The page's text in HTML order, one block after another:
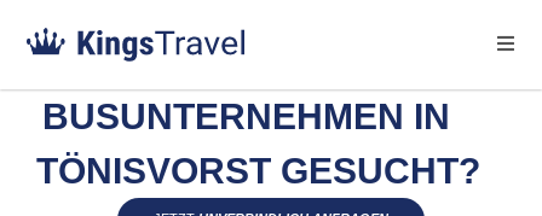
BUSUNTERNEHMEN IN
TÖNISVORST GESUCHT?